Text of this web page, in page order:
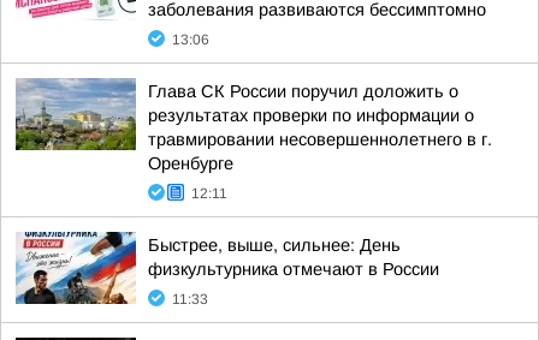
заболевания развиваются бессимптомно
13:06
Глава СК России поручил доложить о
результатах проверки по информации о
травмировании несовершеннолетнего в г.
Оренбурге
12:11
Быстрее, выше, сильнее: День
физкультурника отмечают в России
11:33